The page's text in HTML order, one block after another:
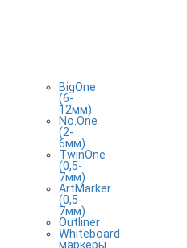
BigOne
(6-
12мм)
No.One
(2-
6мм)
TwinOne
(0,5-
7мм)
ArtMarker
(0,5-
7мм)
Outliner
Whiteboard